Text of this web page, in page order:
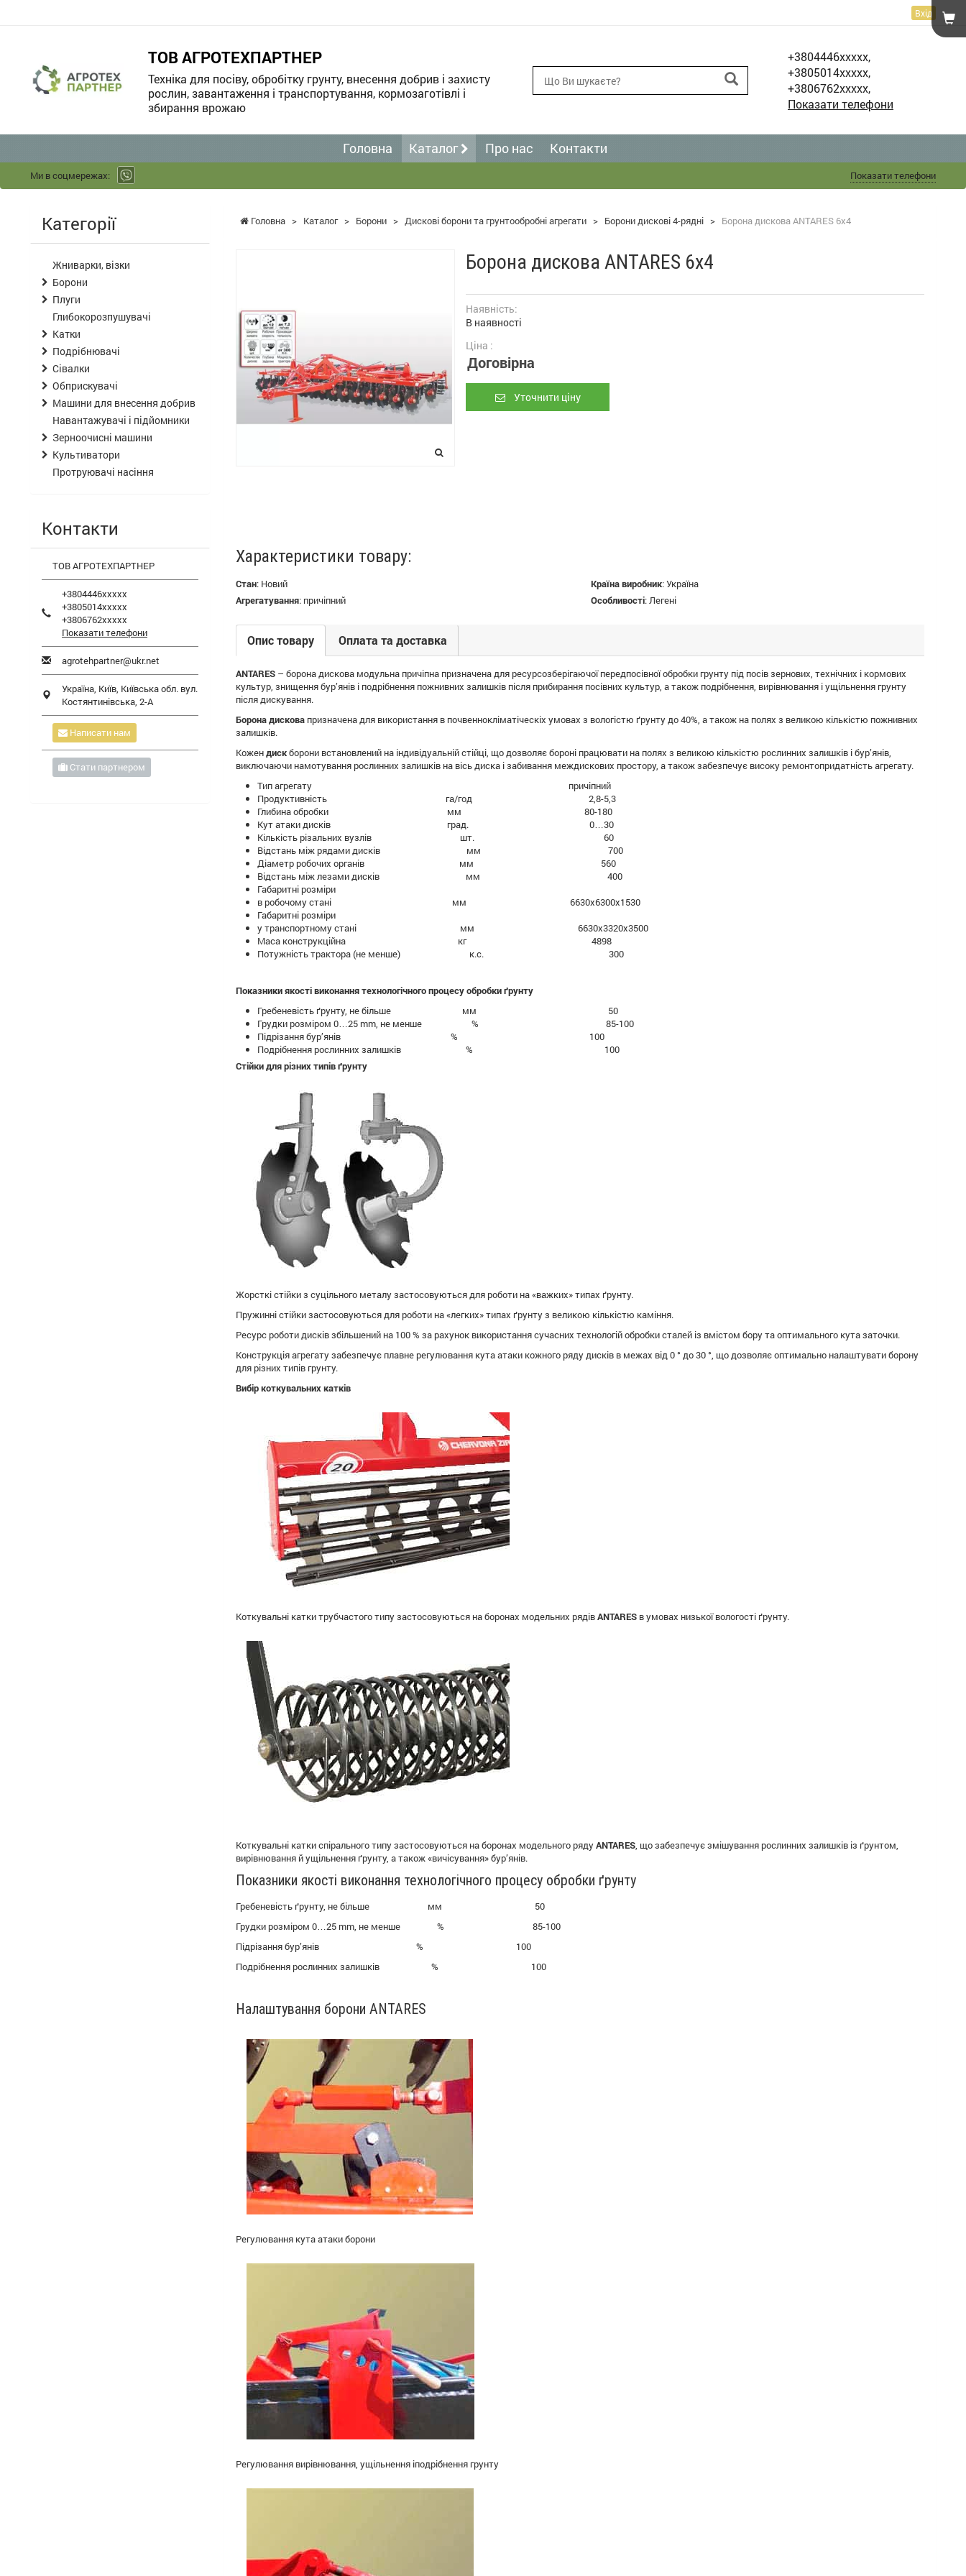
Вхід
ТОВ АГРОТЕХПАРТНЕР
Техніка для посіву, обробітку грунту, внесення добрив і захисту
рослин, завантаження і транспортування, кормозаготівлі і
збирання врожаю
+3804446xxxxx,
+3805014xxxxx,
+3806762xxxxx,
Показати телефони
Головна Каталог Про нас Контакти
Ми в соцмережах: Показати телефони
Головна > Каталог > Борони > Дискові борони та грунтообробні агрегати > Борони дискові 4-рядні > Борона дискова ANTARES 6х4
Борона дискова ANTARES 6х4
Наявність:
В наявності
Ціна :
Договірна
Уточнити ціну
Характеристики товару:
Стан: Новий Країна виробник:Україна
Агрегатування: причіпний Особливості:Легені
Опис товару Оплата та доставка
ANTARES – борона дискова модульна причіпна призначена для ресурсозберігаючої передпосівної обробки грунту під посів зернових, технічних і кормових
культур, знищення бур’янів і подрібнення пожнивних залишків після прибирання посівних культур, а також подрібнення, вирівнювання і ущільнення грунту
після дискування.
Борона дискова призначена для використання в почвеннокліматіческіх умовах з вологістю ґрунту до 40%, а також на полях з великою кількістю пожнивних
залишків.
Кожендискборони встановлений на індивідуальній стійці, що дозволяє бороні працювати на полях з великою кількістю рослинних залишків і бур’янів,
виключаючи намотування рослинних залишків на вісь диска і забивання междискових простору, а також забезпечує високу ремонтопридатність агрегату.
Тип агрегату причіпний
Продуктивність га/год 2,8-5,3
Глибина обробки мм 80-180
Кут атаки дисків град. 0…30
Кількість різальних вузлів шт. 60
Відстань між рядами дисків мм 700
Діаметр робочих органів мм 560
Відстань між лезами дисків мм 400
Габаритні розміри
в робочому стані мм 6630х6300х1530
Габаритні розміри
у транспортному стані мм 6630х3320х3500
Маса конструкційна кг 4898
Потужність трактора (не менше) к.с. 300
Показники якості виконання технологічного процесу обробки ґрунту
Гребеневість ґрунту, не більше мм 50
Грудки розміром 0…25 mm, не менше % 85-100
Підрізання бур’янів % 100
Подрібнення рослинних залишків % 100
Стійки для різних типів ґрунту
Жорсткі стійки з суцільного металу застосовуються для роботи на «важких» типах ґрунту.
Пружинні стійки застосовуються для роботи на «легких» типах ґрунту з великою кількістю каміння.
Ресурс роботи дисків збільшений на 100 % за рахунок використання сучасних технологій обробки сталей із вмістом бору та оптимального кута заточки.
Конструкція агрегату забезпечує плавне регулювання кута атаки кожного ряду дисків в межах від 0 ° до 30 °, що дозволяє оптимально налаштувати борону
для різних типів грунту.
Вибір коткувальних катків
Коткувальні катки трубчастого типу застосовуються на боронах модельних рядівANTARES в умовах низької вологості ґрунту.
Коткувальні катки спірального типу застосовуються на боронах модельного рядуANTARES, що забезпечує змішування рослинних залишків із ґрунтом,
вирівнювання й ущільнення ґрунту, а також «вичісування» бур’янів.
Показники якості виконання технологічного процесу обробки ґрунту
Гребеневість ґрунту, не більше мм 50
Грудки розміром 0…25 mm, не менше % 85-100
Підрізання бур’янів % 100
Подрібнення рослинних залишків % 100
Налаштування борони ANTARES
Регулювання кута атаки борони
Регулювання вирівнювання, ущільнення іподрібнення грунту
Категорії
Жниварки, візки
Борони
Плуги
Глибокорозпушувачі
Катки
Подрібнювачі
Сівалки
Обприскувачі
Машини для внесення добрив
Навантажувачі і підйомники
Зерноочисні машини
Культиватори
Протруювачі насіння
Контакти
ТОВ АГРОТЕХПАРТНЕР
+3804446xxxxx
+3805014xxxxx
+3806762xxxxx
Показати телефони
agrotehpartner@ukr.net
Україна, Київ, Київська обл. вул.
Костянтинівська, 2-А
Написати нам
Стати партнером